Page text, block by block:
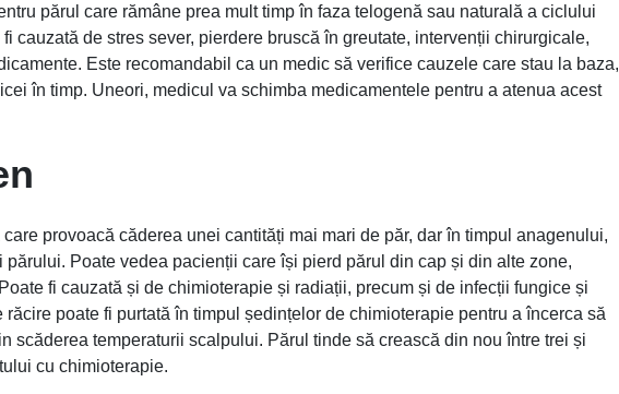
părul care rămâne prea mult timp în faza telogenă sau naturală a ciclului
cauzată de stres sever, pierdere bruscă în greutate, intervenții chirurgicale,
Este recomandabil ca un medic să verifice cauzele care stau la baza,
în timp. Uneori, medicul va schimba medicamentele pentru a atenua acest
provoacă căderea unei cantități mai mari de păr, dar în timpul anagenului,
Poate vedea pacienții care își pierd părul din cap și din alte zone,
fi cauzată și de chimioterapie și radiații, precum și de infecții fungice și
poate fi purtată în timpul ședințelor de chimioterapie pentru a încerca să
scăderea temperaturii scalpului. Părul tinde să crească din nou între trei și
cu chimioterapie.